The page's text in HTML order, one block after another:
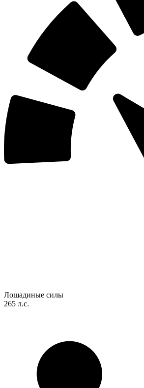
Лошадиные силы
265 л.с.